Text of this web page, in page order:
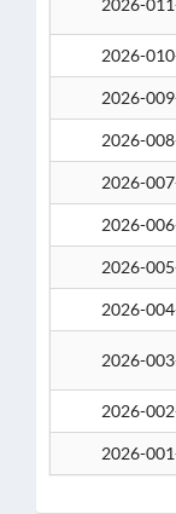
2026-
2026-
2026-
2026-
2026-
2026-
2026-
2026-
2026-
2026-
2026-